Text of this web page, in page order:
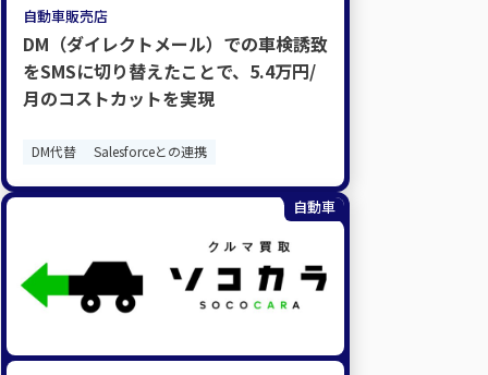
自動車販売店
DM（ダイレクトメール）での車検誘致
をSMSに切り替えたことで、5.4万円/
月のコストカットを実現
DM代替 Salesforceとの連携
自動車